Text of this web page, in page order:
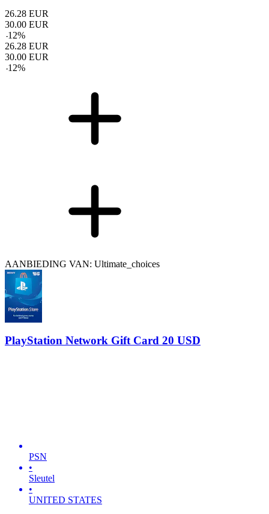
26.28 EUR
30.00 EUR
-12%
26.28 EUR
30.00 EUR
-12%
AANBIEDING VAN: Ultimate_choices
PlayStation Network Gift Card 20 USD
PSN
•
Sleutel
•
UNITED STATES